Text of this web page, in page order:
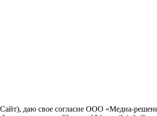
Сайт), даю свое согласие ООО «Медиа-